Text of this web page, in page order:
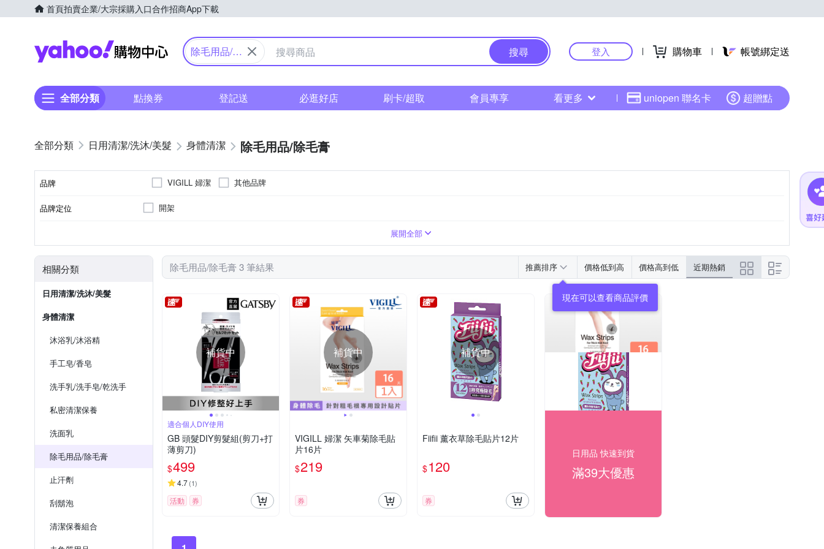
首頁拍賣企業/大宗採購入口合作招商App下載
Yahoo購物中心
除毛用品/除
搜尋 登入 購物車 帳號綁定送
全部分類 點換券 登記送 必逛好店 刷卡/超取 會員專享 看更多 uniopen 聯名卡 超贈點
日用清潔/洗沐/美髮 身體清潔 除毛用品/除毛膏
品牌 VIGILL 婦潔 其他品牌
品牌定位 開架
展開全部
相關分類
日用清潔/洗沐/美髮
身體清潔
沐浴乳/沐浴精
手工皂/香皂
洗手乳/洗手皂/乾洗手
私密清潔保養
洗面乳
除毛用品/除毛膏
止汗劑
刮鬍泡
清潔保養組合
除毛用品/除毛膏 3 筆結果 推薦排序 價格低到高 價格高到低 近期熱銷
現在可以查看商品評價
補貨中
適合個人DIY使用
GB 頭髮DIY剪髮組(剪刀+打
薄剪刀)
$499
4.7(1)
活動 券
補貨中
VIGILL 婦潔 矢車菊除毛貼
片16片
$219
券
補貨中
Fiifii 薰衣草除毛貼片12片
$120
券
日用品 快速到貨
滿39大優惠